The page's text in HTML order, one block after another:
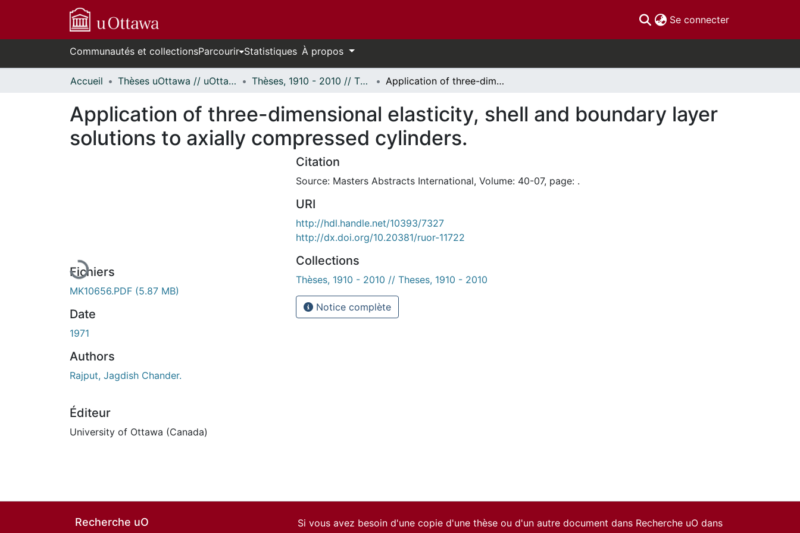
Se connecter(current)
Communautés et collectionsParcourir Statistiques À propos
Accueil Thèses uOttawa // uOttawa Theses Thèses, 1910 - 2010 // Theses, 1910 - 2010 Application of three-dimensional elasticity, shell and boundary layer solutions to axially compressed cylinders.
Application of three-dimensional elasticity, shell and boundary layer
solutions to axially compressed cylinders.
Fichiers
MK10656.PDF (5.87 MB)
Date
1971
Authors
Rajput, Jagdish Chander.
Éditeur
University of Ottawa (Canada)
Citation
Source: Masters Abstracts International, Volume: 40-07, page: .
URI
http://hdl.handle.net/10393/7327
http://dx.doi.org/10.20381/ruor-11722
Collections
Thèses, 1910 - 2010 // Theses, 1910 - 2010
Notice complète
Recherche uO
Si vous avez besoin d'une copie d'une thèse ou d'un autre document dans Recherche uO dans